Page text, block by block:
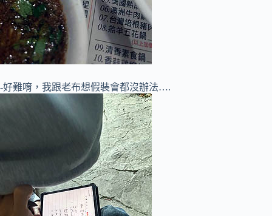
-好難唷，我跟老布想假裝會都沒辦法….